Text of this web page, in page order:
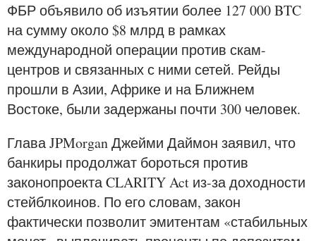
ФБР объявило об изъятии более 127 000 BTC
на сумму около $8 млрд в рамках
международной операции против скам-
центров и связанных с ними сетей. Рейды
прошли в Азии, Африке и на Ближнем
Востоке, были задержаны почти 300 человек.
Глава JPMorgan Джейми Даймон заявил, что
банкиры продолжат бороться против
законопроекта CLARITY Act из-за доходности
стейблкоинов. По его словам, закон
фактически позволит эмитентам «стабильных